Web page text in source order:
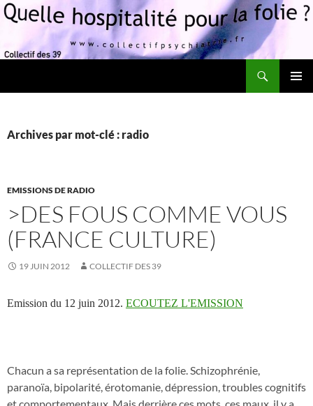
Archives par mot-clé : radio
EMISSIONS DE RADIO
>DES FOUS COMME VOUS
(FRANCE CULTURE)
19 JUIN 2012 COLLECTIF DES 39
Emission du 12 juin 2012. ECOUTEZ L'EMISSION
Chacun a sa représentation de la folie. Schizophrénie,
paranoïa, bipolarité, érotomanie, dépression, troubles cognitifs